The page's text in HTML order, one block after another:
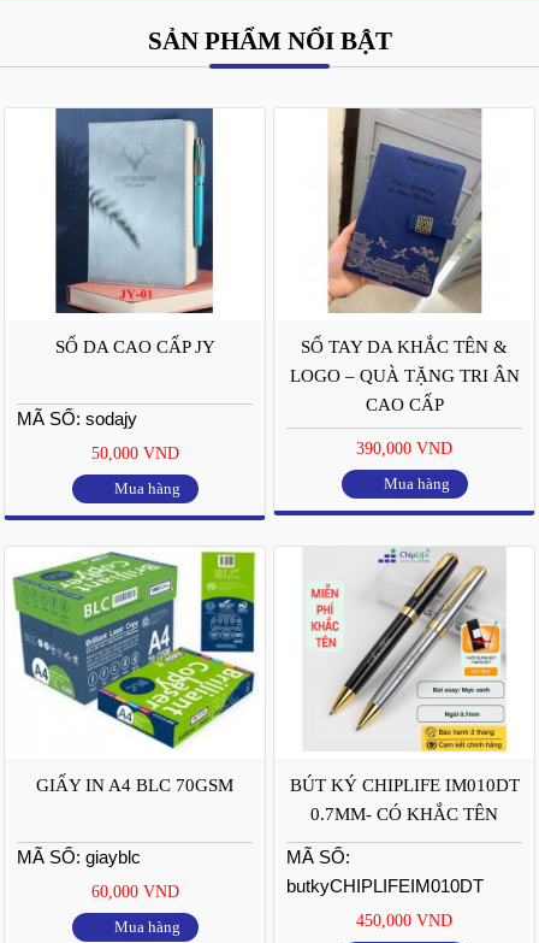
SẢN PHẨM NỔI BẬT
SỔ DA CAO CẤP JY
MÃ SỐ: sodajy
50,000 VND
Mua hàng
SỔ TAY DA KHẮC TÊN &
LOGO – QUÀ TẶNG TRI ÂN
CAO CẤP
390,000 VND
Mua hàng
GIẤY IN A4 BLC 70GSM
MÃ SỐ: giayblc
60,000 VND
Mua hàng
BÚT KÝ CHIPLIFE IM010DT
0.7MM- CÓ KHẮC TÊN
MÃ SỐ:
butkyCHIPLIFEIM010DT
450,000 VND